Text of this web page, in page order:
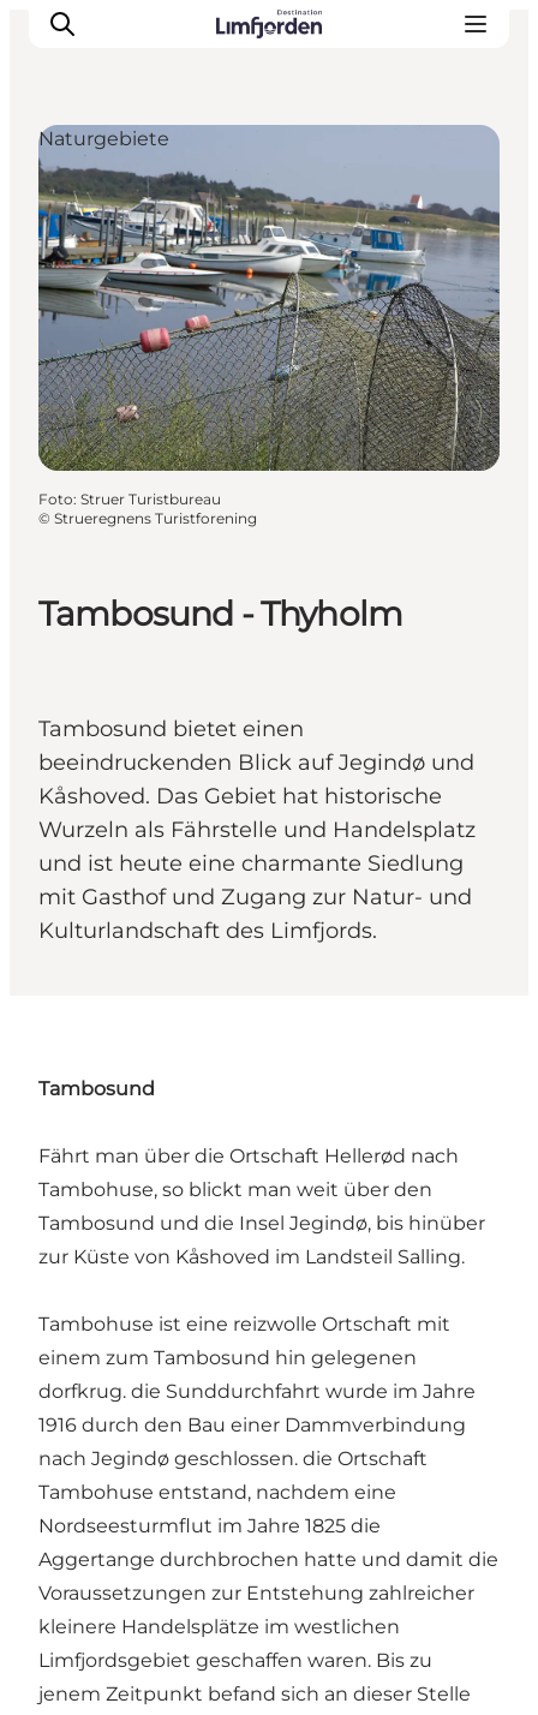
Tambosund - Thyholm
Tambosund bietet einen
beeindruckenden Blick auf Jegindø und
Kåshoved. Das Gebiet hat historische
Wurzeln als Fährstelle und Handelsplatz
und ist heute eine charmante Siedlung
mit Gasthof und Zugang zur Natur- und
Kulturlandschaft des Limfjords.
Naturgebiete
Foto: Struer Turistbureau
© Strueregnens Turistforening
Tambosund
Fährt man über die Ortschaft Hellerød nach
Tambohuse, so blickt man weit über den
Tambosund und die Insel Jegindø, bis hinüber
zur Küste von Kåshoved im Landsteil Salling.
Tambohuse ist eine reizwolle Ortschaft mit
einem zum Tambosund hin gelegenen
dorfkrug. die Sunddurchfahrt wurde im Jahre
1916 durch den Bau einer Dammverbindung
nach Jegindø geschlossen. die Ortschaft
Tambohuse entstand, nachdem eine
Nordseesturmflut im Jahre 1825 die
Aggertange durchbrochen hatte und damit die
Voraussetzungen zur Entstehung zahlreicher
kleinere Handelsplätze im westlichen
Limfjordsgebiet geschaffen waren. Bis zu
jenem Zeitpunkt befand sich an dieser Stelle